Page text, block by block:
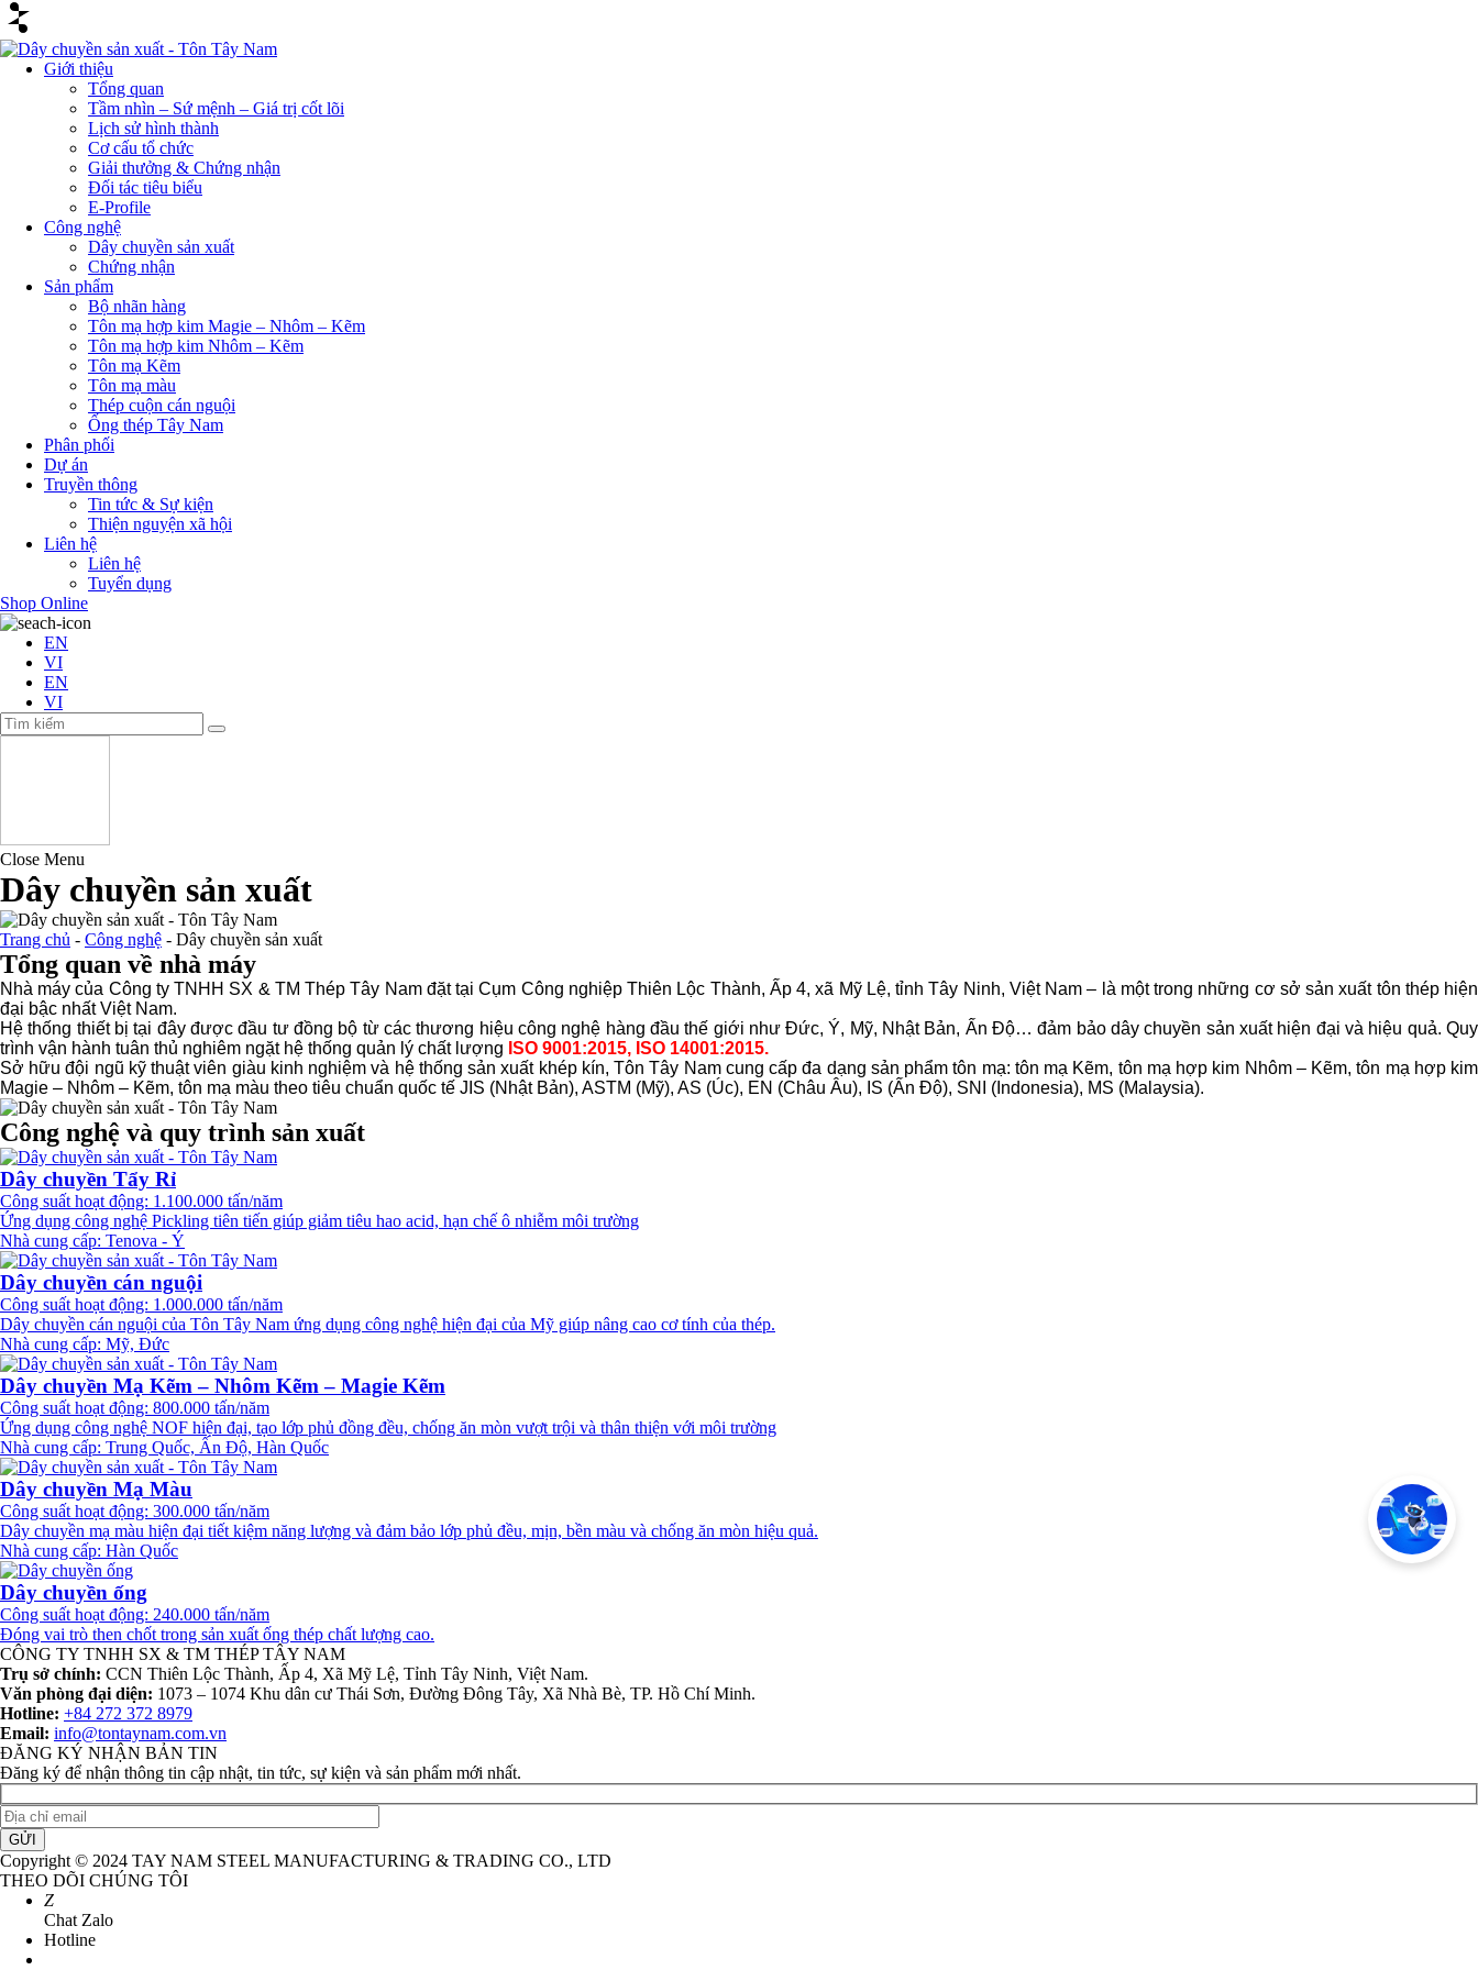
Giới thiệu
Tổng quan
Tầm nhìn – Sứ mệnh – Giá trị cốt lõi
Lịch sử hình thành
Cơ cấu tổ chức
Giải thưởng & Chứng nhận
Đối tác tiêu biểu
E-Profile
Công nghệ
Dây chuyền sản xuất
Chứng nhận
Sản phẩm
Bộ nhãn hàng
Tôn mạ hợp kim Magie – Nhôm – Kẽm
Tôn mạ hợp kim Nhôm – Kẽm
Tôn mạ Kẽm
Tôn mạ màu
Thép cuộn cán nguội
Ống thép Tây Nam
Phân phối
Dự án
Truyền thông
Tin tức & Sự kiện
Thiện nguyện xã hội
Liên hệ
Liên hệ
Tuyển dụng
Shop Online
EN
VI
EN
VI
Close Menu
Dây chuyền sản xuất
Trang chủ - Công nghệ - Dây chuyền sản xuất
Tổng quan về nhà máy
Nhà máy của Công ty TNHH SX & TM Thép Tây Nam đặt tại Cụm Công nghiệp Thiên Lộc Thành, Ấp 4, xã Mỹ Lệ, tỉnh Tây Ninh, Việt Nam – là một trong những cơ sở sản xuất tôn thép hiện
đại bậc nhất Việt Nam.
Hệ thống thiết bị tại đây được đầu tư đồng bộ từ các thương hiệu công nghệ hàng đầu thế giới như Đức, Ý, Mỹ, Nhật Bản, Ấn Độ… đảm bảo dây chuyền sản xuất hiện đại và hiệu quả. Quy
trình vận hành tuân thủ nghiêm ngặt hệ thống quản lý chất lượng ISO 9001:2015, ISO 14001:2015.
Sở hữu đội ngũ kỹ thuật viên giàu kinh nghiệm và hệ thống sản xuất khép kín, Tôn Tây Nam cung cấp đa dạng sản phẩm tôn mạ: tôn mạ Kẽm, tôn mạ hợp kim Nhôm – Kẽm, tôn mạ hợp kim
Magie – Nhôm – Kẽm, tôn mạ màu theo tiêu chuẩn quốc tế JIS (Nhật Bản), ASTM (Mỹ), AS (Úc), EN (Châu Âu), IS (Ấn Độ), SNI (Indonesia), MS (Malaysia).
Công nghệ và quy trình sản xuất
Dây chuyền Tẩy Rỉ
Công suất hoạt động: 1.100.000 tấn/năm
Ứng dụng công nghệ Pickling tiên tiến giúp giảm tiêu hao acid, hạn chế ô nhiễm môi trường
Nhà cung cấp: Tenova - Ý
Dây chuyền cán nguội
Công suất hoạt động: 1.000.000 tấn/năm
Dây chuyền cán nguội của Tôn Tây Nam ứng dụng công nghệ hiện đại của Mỹ giúp nâng cao cơ tính của thép.
Nhà cung cấp: Mỹ, Đức
Dây chuyền Mạ Kẽm – Nhôm Kẽm – Magie Kẽm
Công suất hoạt động: 800.000 tấn/năm
Ứng dụng công nghệ NOF hiện đại, tạo lớp phủ đồng đều, chống ăn mòn vượt trội và thân thiện với môi trường
Nhà cung cấp: Trung Quốc, Ấn Độ, Hàn Quốc
Dây chuyền Mạ Màu
Công suất hoạt động: 300.000 tấn/năm
Dây chuyền mạ màu hiện đại tiết kiệm năng lượng và đảm bảo lớp phủ đều, mịn, bền màu và chống ăn mòn hiệu quả.
Nhà cung cấp: Hàn Quốc
Dây chuyền ống
Công suất hoạt động: 240.000 tấn/năm
Đóng vai trò then chốt trong sản xuất ống thép chất lượng cao.
CÔNG TY TNHH SX & TM THÉP TÂY NAM
Trụ sở chính: CCN Thiên Lộc Thành, Ấp 4, Xã Mỹ Lệ, Tỉnh Tây Ninh, Việt Nam.
Văn phòng đại diện: 1073 – 1074 Khu dân cư Thái Sơn, Đường Đông Tây, Xã Nhà Bè, TP. Hồ Chí Minh.
Hotline: +84 272 372 8979
Email: info@tontaynam.com.vn
ĐĂNG KÝ NHẬN BẢN TIN
Đăng ký để nhận thông tin cập nhật, tin tức, sự kiện và sản phẩm mới nhất.
GỬI
Copyright © 2024 TAY NAM STEEL MANUFACTURING & TRADING CO., LTD
THEO DÕI CHÚNG TÔI
Z
Chat Zalo
Hotline